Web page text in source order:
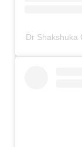
Dr Shakshuka